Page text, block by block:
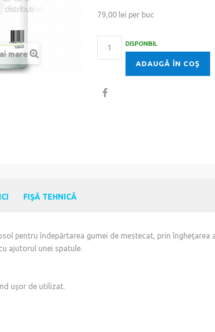
mare
79,00 lei per buc
DISPONIBIL
ADAUGĂ ÎN COŞ
FIŞĂ TEHNICĂ
pentru îndepărtarea gumei de mestecat, prin îngheţarea
ajutorul unei spatule.
uşor de utilizat.